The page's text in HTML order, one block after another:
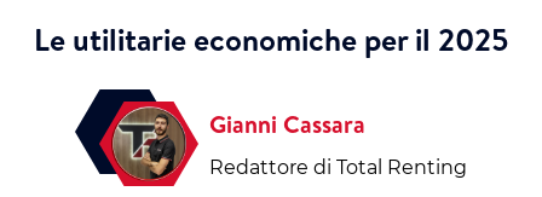
Le utilitarie economiche per il 2025
Gianni Cassara
Redattore di Total Renting